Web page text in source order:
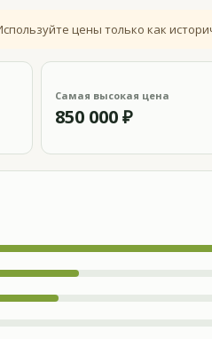
цены только как
Самая высокая цена
850 000 ₽